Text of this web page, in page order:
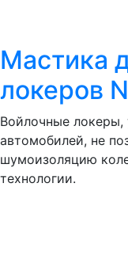
Мастика
локеров
Войлочные локеры,
автомобилей, не
шумоизоляцию
технологии.